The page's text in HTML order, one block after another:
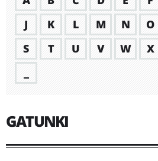
J
K L M N O
S
T U V W X
GATUNKI